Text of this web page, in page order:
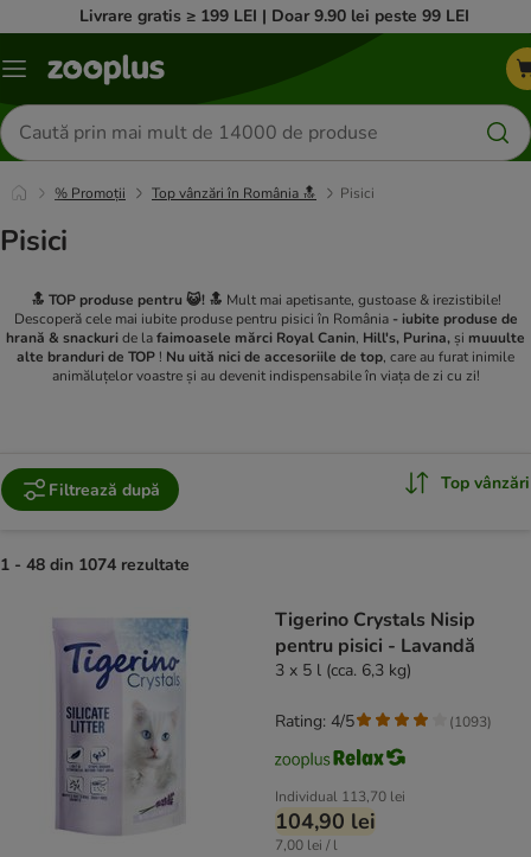
Livrare gratis ≥ 199 LEI | Doar 9.90 lei peste 99 LEI
Categorii
Căutare
produse
% Promoții Top vânzări în România 🔝 Pisici
Pisici
🔝 TOP produse pentru 😺! 🔝 Mult mai apetisante, gustoase & irezistibile!
Descoperă cele mai iubite produse pentru pisici în România - iubite produse de
hrană & snackuride lafaimoasele mărci Royal Canin, Hill's, Purina, și muuulte
alte branduri de TOP ! Nu uită nici de accesoriile de top, care au furat inimile
animăluțelor voastre și au devenit indispensabile în viața de zi cu zi!
Filtrează după Top vânzări
1 - 48 din 1074 rezultate
Tigerino Crystals Nisip
pentru pisici - Lavandă
3 x 5 l (cca. 6,3 kg)
Individual 113,70 lei
104,90 lei
7,00 lei / l
Rating: 4/5 (1093)